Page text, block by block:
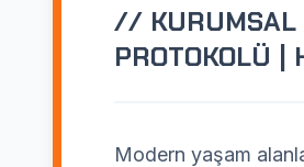
// KURUMSAL
PROTOKOLÜ |
Modern yaşam